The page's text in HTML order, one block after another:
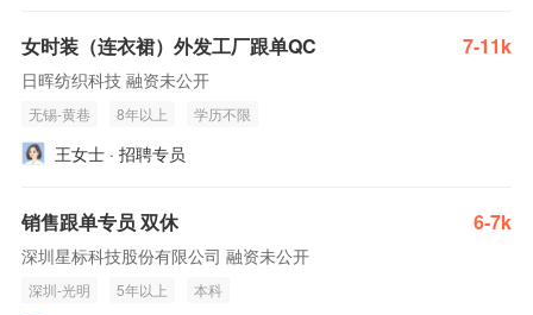
女时装（连衣裙）外发工厂跟单QC 7-11k
日晖纺织科技 融资未公开
无锡-黄巷 8年以上 学历不限
王女士 · 招聘专员
销售跟单专员 双休 6-7k
深圳星标科技股份有限公司 融资未公开
深圳-光明 5年以上 本科